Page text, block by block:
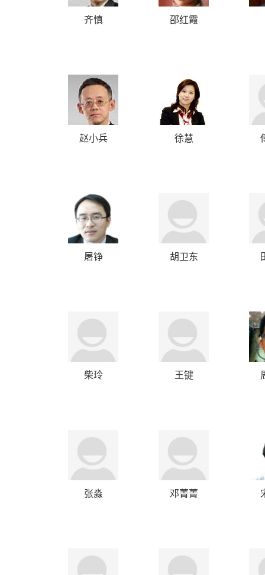
齐慎 邵红霞
赵小兵 徐慧
屠铮 胡卫东
柴玲 王键
张淼 邓菁菁